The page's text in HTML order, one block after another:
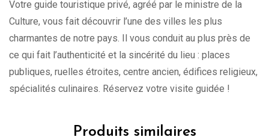
Votre guide touristique privé, agréé par le ministre de la
Culture, vous fait découvrir l’une des villes les plus
charmantes de notre pays. Il vous conduit au plus près de
ce qui fait l’authenticité et la sincérité du lieu : places
publiques, ruelles étroites, centre ancien, édifices religieux,
spécialités culinaires. Réservez votre visite guidée !
Produits similaires